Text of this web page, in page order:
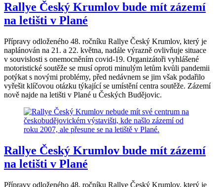
Rallye Český Krumlov bude mít zázemí
na letišti v Plané
Přípravy odloženého 48. ročníku Rallye Český Krumlov, který je
naplánován na 21. a 22. května, nadále výrazně ovlivňuje situace
v souvislosti s onemocněním covid-19. Organizátoři vyhlášené
motoristické soutěže se musí oproti minulým letům kvůli pandemii
potýkat s novými problémy, před nedávnem se jim však podařilo
vyřešit klíčovou otázku týkající se umístění centra soutěže. Zázemí
nově najde na letišti v Plané u Českých Budějovic.
Rallye Český Krumlov bude mít zázemí
na letišti v Plané
Přípravy odloženého 48. ročníku Rallye Český Krumlov, který je